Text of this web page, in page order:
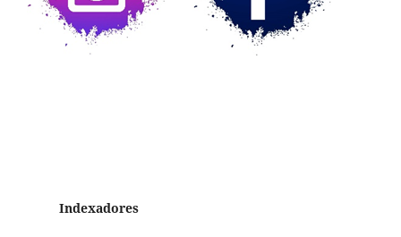
Indexadores